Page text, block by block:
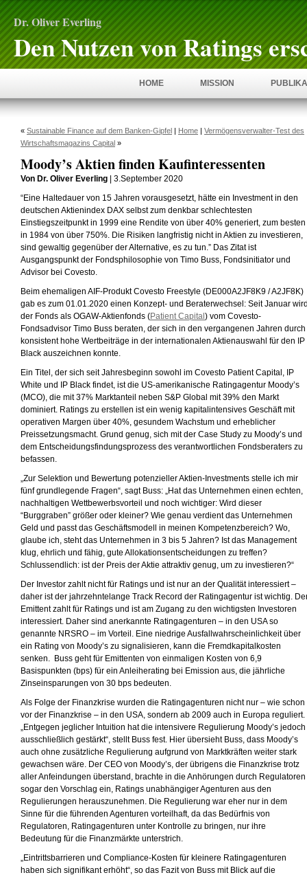
Dr. Oliver Everling
Den Nutzen von Ratings
HOME MISSION
« Sustainable Finance auf dem Banken-Gipfel | Home | Vermögensverwalter-Test des
Wirtschaftsmagazins Capital »
Moody’s Aktien finden Kaufinteressenten
Von Dr. Oliver Everling | 3.September 2020
“Eine Haltedauer von 15 Jahren vorausgesetzt, hätte ein Investment in den
deutschen Aktienindex DAX selbst zum denkbar schlechtesten
Einstiegszeitpunkt in 1999 eine Rendite von über 40% generiert, zum besten
in 1984 von über 750%. Die Risiken langfristig nicht in Aktien zu investieren,
sind gewaltig gegenüber der Alternative, es zu tun.” Das Zitat ist
Ausgangspunkt der Fondsphilosophie von Timo Buss, Fondsinitiator und
Advisor bei Covesto.
Beim ehemaligen AIF-Produkt Covesto Freestyle (DE000A2JF8K9 / A2JF8K)
gab es zum 01.01.2020 einen Konzept- und Beraterwechsel: Seit Januar
der Fonds als OGAW-Aktienfonds (Patient Capital ) vom Covesto-
Fondsadvisor Timo Buss beraten, der sich in den vergangenen Jahren durch
konsistent hohe Wertbeiträge in der internationalen Aktienauswahl für den IP
Black auszeichnen konnte.
Ein Titel, der sich seit Jahresbeginn sowohl im Covesto Patient Capital, IP
White und IP Black findet, ist die US-amerikanische Ratingagentur Moody’s
(MCO), die mit 37% Marktanteil neben S&P Global mit 39% den Markt
dominiert. Ratings zu erstellen ist ein wenig kapitalintensives Geschäft mit
operativen Margen über 40%, gesundem Wachstum und erheblicher
Preissetzungsmacht. Grund genug, sich mit der Case Study zu Moody’s und
dem Entscheidungsfindungsprozess des verantwortlichen Fondsberaters zu
befassen.
„Zur Selektion und Bewertung potenzieller Aktien-Investments stelle ich mir
fünf grundlegende Fragen“, sagt Buss: „Hat das Unternehmen einen echten,
nachhaltigen Wettbewerbsvorteil und noch wichtiger: Wird dieser
“Burggraben” größer oder kleiner? Wie genau verdient das Unternehmen
Geld und passt das Geschäftsmodell in meinen Kompetenzbereich? Wo,
glaube ich, steht das Unternehmen in 3 bis 5 Jahren? Ist das Management
klug, ehrlich und fähig, gute Allokationsentscheidungen zu treffen?
Schlussendlich: ist der Preis der Aktie attraktiv genug, um zu investieren?“
Der Investor zahlt nicht für Ratings und ist nur an der Qualität interessiert –
daher ist der jahrzehntelange Track Record der Ratingagentur ist wichtig.
Emittent zahlt für Ratings und ist am Zugang zu den wichtigsten Investoren
interessiert. Daher sind anerkannte Ratingagenturen – in den USA so
genannte NRSRO – im Vorteil. Eine niedrige Ausfallwahrscheinlichkeit über
ein Rating von Moody’s zu signalisieren, kann die Fremdkapitalkosten
senken. Buss geht für Emittenten von einmaligen Kosten von 6,9
Basispunkten (bps) für ein Anleiherating bei Emission aus, die jährliche
Zinseinsparungen von 30 bps bedeuten.
Als Folge der Finanzkrise wurden die Ratingagenturen nicht nur – wie schon
vor der Finanzkrise – in den USA, sondern ab 2009 auch in Europa reguliert.
„Entgegen jeglicher Intuition hat die intensivere Regulierung Moody’s jedoch
ausschließlich gestärkt“, stellt Buss fest. Hier übersieht Buss, dass Moody’s
auch ohne zusätzliche Regulierung aufgrund von Marktkräften weiter stark
gewachsen wäre. Der CEO von Moody’s, der übrigens die Finanzkrise trotz
aller Anfeindungen überstand, brachte in die Anhörungen durch Regulatoren
sogar den Vorschlag ein, Ratings unabhängiger Agenturen aus den
Regulierungen herauszunehmen. Die Regulierung war eher nur in dem
Sinne für die führenden Agenturen vorteilhaft, da das Bedürfnis von
Regulatoren, Ratingagenturen unter Kontrolle zu bringen, nur ihre
Bedeutung für die Finanzmärkte unterstrich.
„Eintrittsbarrieren und Compliance-Kosten für kleinere Ratingagenturen
haben sich signifikant erhöht“, so das Fazit von Buss mit Blick auf die